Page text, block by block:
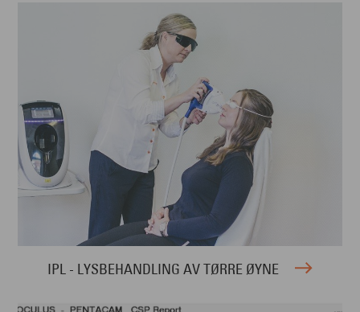
IPL - LYSBEHANDLING AV TØRRE ØYNE